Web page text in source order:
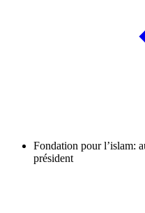
Fondation pour l’islam:
président